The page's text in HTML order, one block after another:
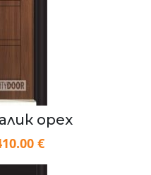
орех
€